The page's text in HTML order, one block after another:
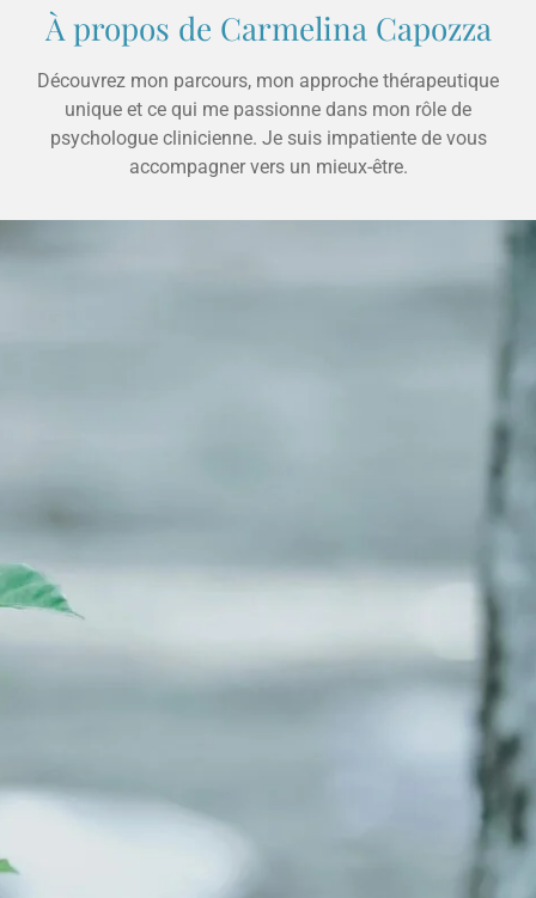
À propos de Carmelina Capozza
Découvrez mon parcours, mon approche thérapeutique
unique et ce qui me passionne dans mon rôle de
psychologue clinicienne. Je suis impatiente de vous
accompagner vers un mieux-être.